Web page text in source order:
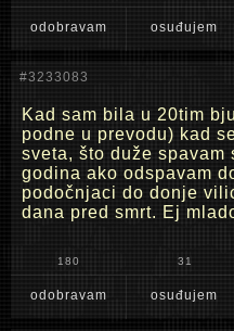
odobravam osuđujem
#3233083
Kad sam bila u 20tim
podne u prevodu) kad
sveta, što duže spavam
godina ako odspavam
podočnjaci do donje
dana pred smrt. Ej
180 31
odobravam osuđujem